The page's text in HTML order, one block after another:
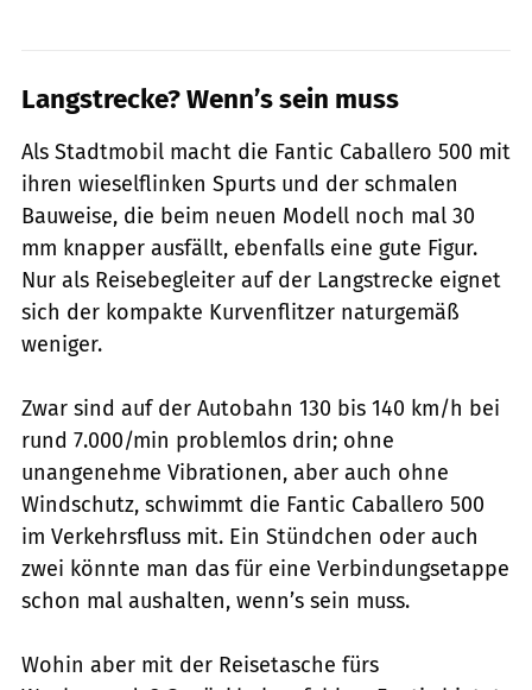
Langstrecke? Wenn’s sein muss
Als Stadtmobil macht die Fantic Caballero 500 mit
ihren wieselflinken Spurts und der schmalen
Bauweise, die beim neuen Modell noch mal 30
mm knapper ausfällt, ebenfalls eine gute Figur.
Nur als Reisebegleiter auf der Langstrecke eignet
sich der kompakte Kurvenflitzer naturgemäß
weniger.
Zwar sind auf der Autobahn 130 bis 140 km/h bei
rund 7.000/min problemlos drin; ohne
unangenehme Vibrationen, aber auch ohne
Windschutz, schwimmt die Fantic Caballero 500
im Verkehrsfluss mit. Ein Stündchen oder auch
zwei könnte man das für eine Verbindungsetappe
schon mal aushalten, wenn’s sein muss.
Wohin aber mit der Reisetasche fürs